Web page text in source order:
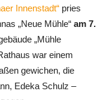
Innenstadt“ pries
„Neue Mühle“ am 7.
„Mühle
war einem
gewichen, die
Edeka Schulz –